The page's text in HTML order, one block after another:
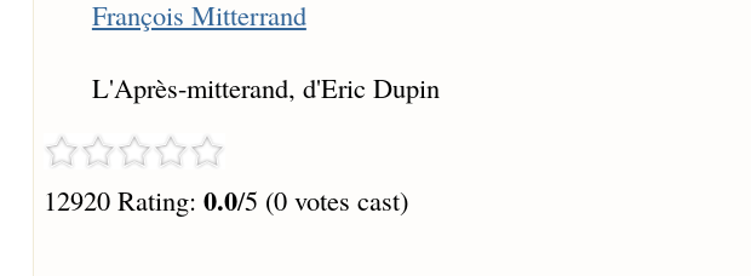
François Mitterrand
L'Après-mitterand, d'Eric Dupin
12920 Rating: 0.0/5 (0 votes cast)